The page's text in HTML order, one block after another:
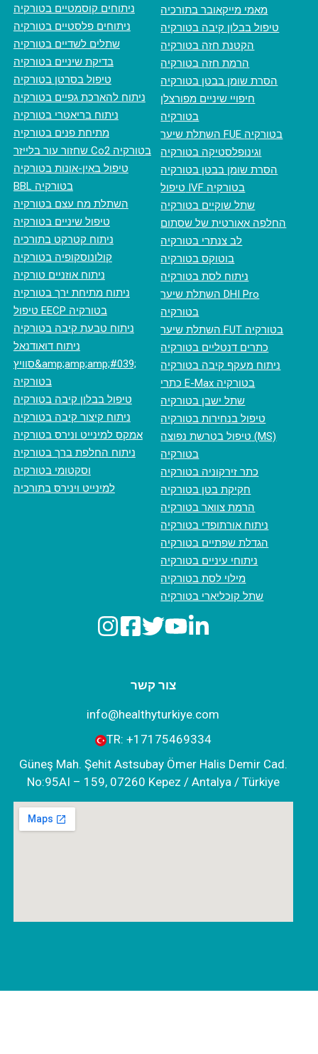
ניתוחים קוסמטיים בטורקיה
ניתוחים פלסטיים בטורקיה
שתלים לשדיים בטורקיה
בדיקת שיניים בטורקיה
טיפול בסרטן בטורקיה
ניתוח להארכת גפיים בטורקיה
ניתוח בריאטרי בטורקיה
מתיחת פנים בטורקיה
‏שחזור עור בלייזר Co2 בטורקיה
טיפול באין-אונות בטורקיה
BBL בטורקיה
השתלת מח עצם בטורקיה
טיפול שיניים בטורקיה
ניתוח קטרקט בתורכיה
קולונוסקופיה בטורקיה
ניתוח אוזניים טורקיה
ניתוח מתיחת ירך בטורקיה
טיפול EECP בטורקיה
ניתוח טבעת קיבה בטורקיה
ניתוח דואודנאל
סוויץ&amp;amp;amp;#039;
בטורקיה
טיפול בבלון קיבה בטורקיה
ניתוח קיצור קיבה בטורקיה
אמקס למינייט ונירס בטורקיה
ניתוח החלפת ברך בטורקיה
וסקטומי בטורקיה
למינייט וינירס בתורכיה
מאמי מייקאובר בתורכיה
טיפול בבלון קיבה בטורקיה
הקטנת חזה בטורקיה
הרמת חזה בטורקיה
הסרת שומן בבטן בטורקיה
חיפויי שיניים מפורצלן
בטורקיה
השתלת שיער FUE בטורקיה
וגינופלסטיקה בטורקיה
הסרת שומן בבטן בטורקיה
טיפול IVF בטורקיה
שתל שוקיים בטורקיה
החלפה אאורטית של שסתום
לב צנתרי בטורקיה
בוטוקס בטורקיה
ניתוח לסת בטורקיה
השתלת שיער DHI Pro
בטורקיה
השתלת שיער FUT בטורקיה
כתרים דנטליים בטורקיה
ניתוח מעקף קיבה בטורקיה
כתרי E-Max בטורקיה
שתל ישבן בטורקיה
טיפול בנחירות בטורקיה
טיפול בטרשת נפוצה (MS)
בטורקיה
כתר זירקוניה בטורקיה
חקיקת בטן בטורקיה
הרמת צוואר בטורקיה
ניתוח אורתופדי בטורקיה
הגדלת שפתיים בטורקיה
ניתוחי עיניים בטורקיה
מילוי לסת בטורקיה
שתל קוכליארי בטורקיה
צור קשר
info@healthyturkiye.com
TR: +‪17175469334‬
Güneş Mah. Şehit Astsubay Ömer Halis Demir Cad.
No:95AI – 159, 07260 Kepez / Antalya / Türkiye